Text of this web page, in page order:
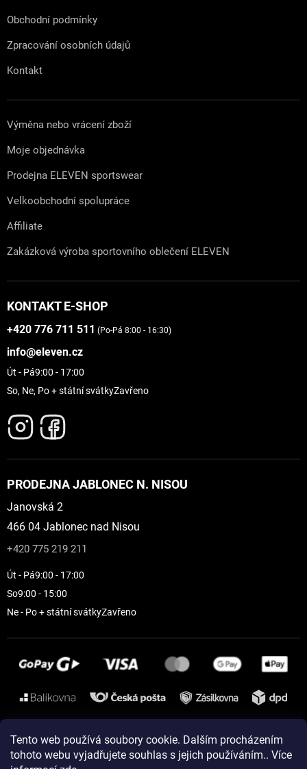
Tento web používá soubory cookie. Dalším procházením
tohoto webu vyjadřujete souhlas s jejich používáním.. Více
Obchodní podmínky
Zpracování osobních údajů
Kontakt
Výměna nebo vrácení zboží
Moje objednávka
Prodejna ELEVEN sportswear
Velkoobchodní spolupráce
Affiliate
Zakázková výroba sportovního oblečení ELEVEN
KONTAKT E-SHOP
+420 776 711 511 (Po-Pá 8:00 - 16:30)
info@eleven.cz
Út - Pá9:00 - 17:00
So, Ne, Po + státní svátkyZavřeno
PRODEJNA JABLONEC N. NISOU
Janovská 2
466 04 Jablonec nad Nisou
+420 775 219 211
Út - Pá9:00 - 17:00
So9:00 - 15:00
Ne - Po + státní svátkyZavřeno
Instagram